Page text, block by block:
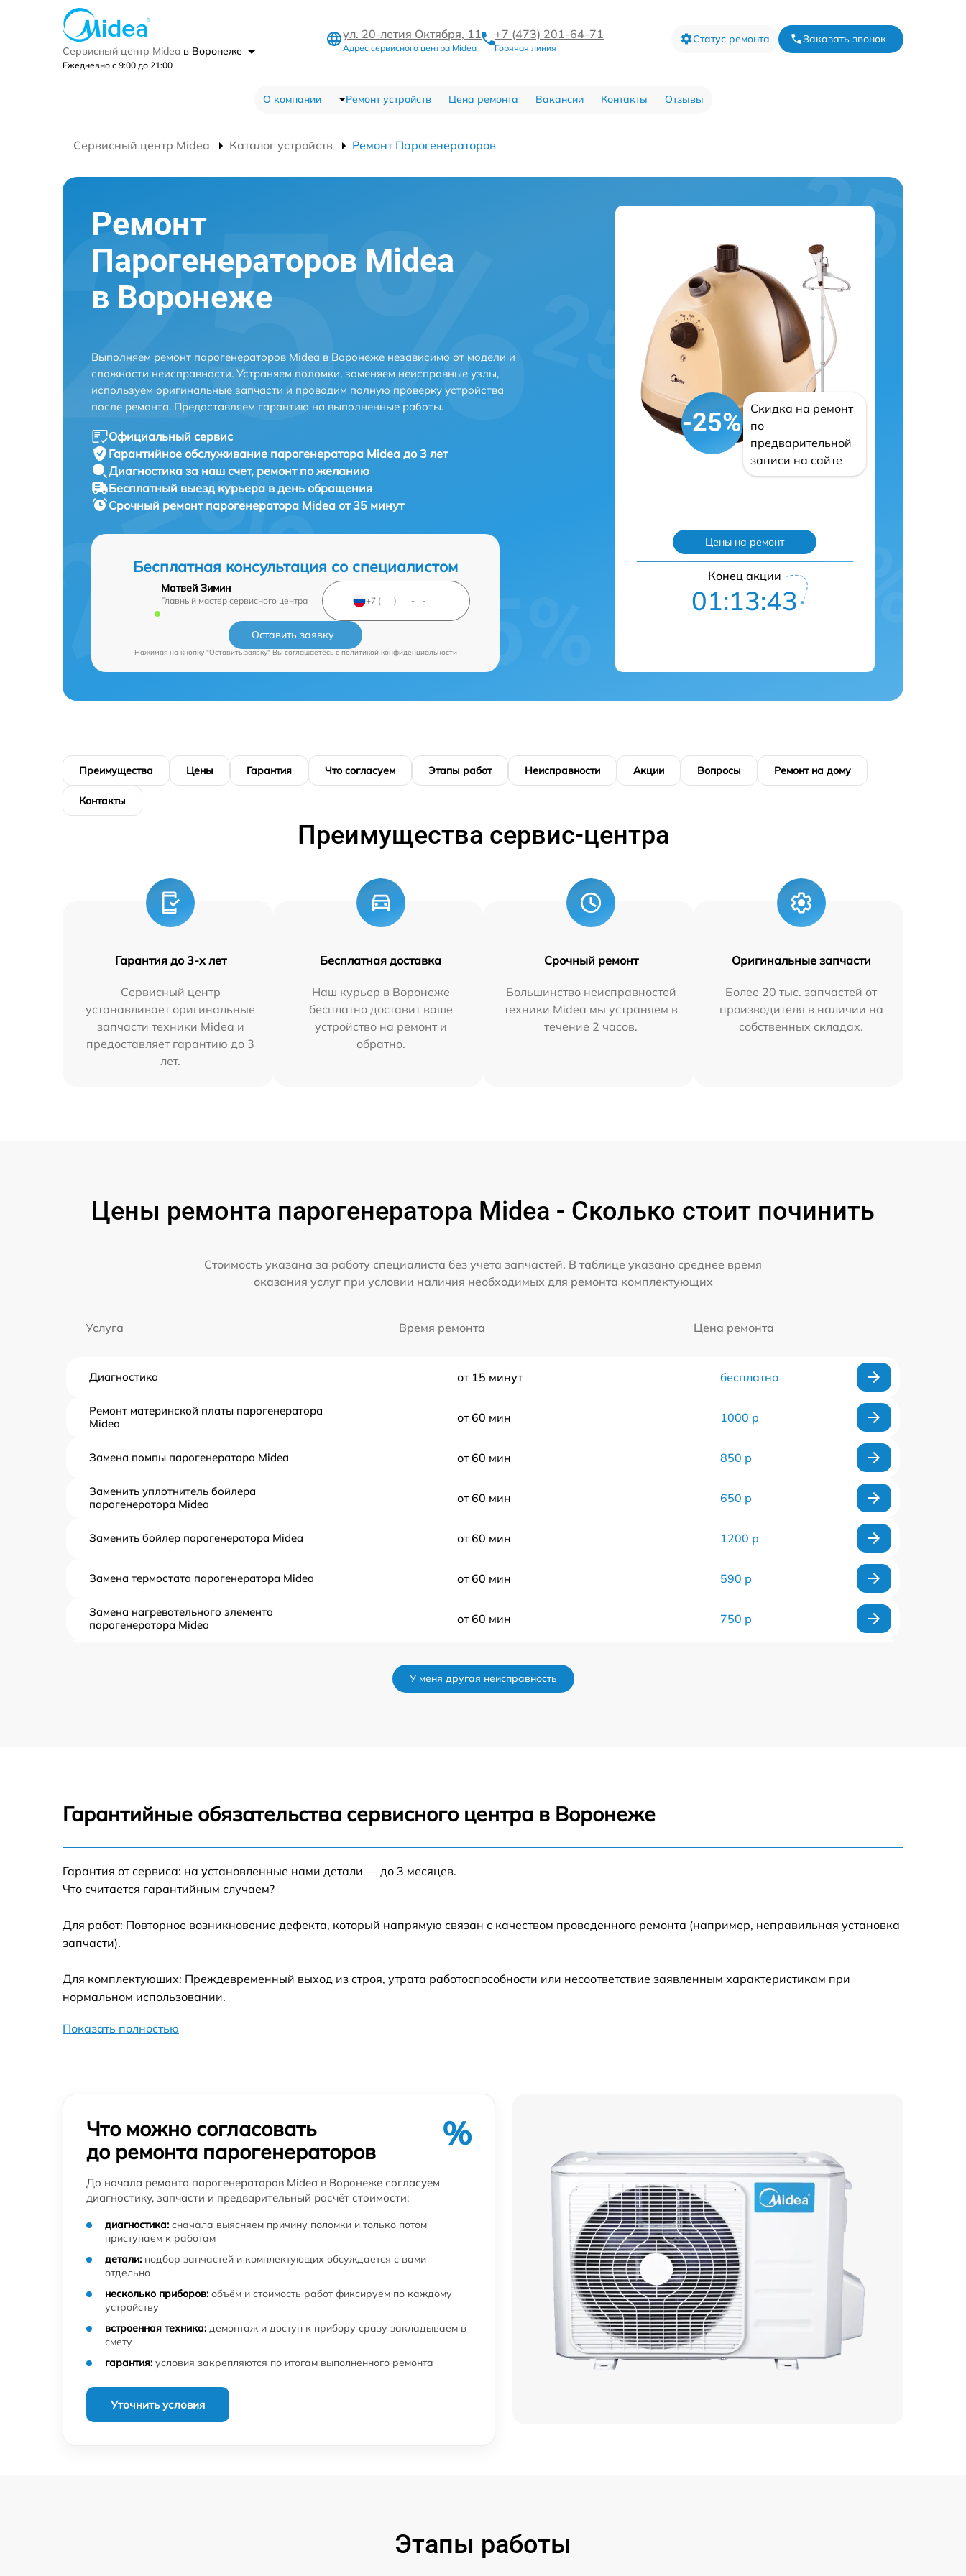
Сервисный центр Midea в Воронеже
Ежедневно с 9:00 до 21:00
ул. 20-летия Октября, 11
Адрес сервисного центра Midea
+7 (473) 201-64-71
Горячая линия
Статус ремонта Заказать звонок
О компании Ремонт устройств Цена ремонта Вакансии Контакты Отзывы
Сервисный центр Midea Каталог устройств Ремонт Парогенераторов
Ремонт
Парогенераторов Midea
в Воронеже
Выполняем ремонт парогенераторов Midea в Воронеже независимо от модели и
сложности неисправности. Устраняем поломки, заменяем неисправные узлы,
используем оригинальные запчасти и проводим полную проверку устройства
после ремонта. Предоставляем гарантию на выполненные работы.
Официальный сервис
Гарантийное обслуживание парогенератора Midea до 3 лет
Диагностика за наш счет, ремонт по желанию
Бесплатный выезд курьера в день обращения
Срочный ремонт парогенератора Midea от 35 минут
Бесплатная консультация со специалистом
Матвей Зимин
Главный мастер сервисного центра
Оставить заявку
Нажимая на кнопку "Оставить заявку" Вы соглашаетесь cполитикой конфиденциальности
-25%
Скидка на ремонт
по
предварительной
записи на сайте
Цены на ремонт
Конец акции
01:13:42
Преимущества Цены Гарантия Что согласуем Этапы работ Неисправности Акции Вопросы Ремонт на дому
Контакты
Преимущества сервис-центра
Гарантия до 3-х лет
Сервисный центр
устанавливает оригинальные
запчасти техники Midea и
предоставляет гарантию до 3
лет.
Бесплатная доставка
Наш курьер в Воронеже
бесплатно доставит ваше
устройство на ремонт и
обратно.
Срочный ремонт
Большинство неисправностей
техники Midea мы устраняем в
течение 2 часов.
Оригинальные запчасти
Более 20 тыс. запчастей от
производителя в наличии на
собственных складах.
Цены ремонта парогенератора Midea - Сколько стоит починить
Стоимость указана за работу специалиста без учета запчастей. В таблице указано среднее время
оказания услуг при условии наличия необходимых для ремонта комплектующих
Услуга Время ремонта Цена ремонта
Диагностика от 15 минут бесплатно
Ремонт материнской платы парогенератора
Midea
от 60 мин 1000 р
Замена помпы парогенератора Midea от 60 мин 850 р
Заменить уплотнитель бойлера
парогенератора Midea
от 60 мин 650 р
Заменить бойлер парогенератора Midea от 60 мин 1200 р
Замена термостата парогенератора Midea от 60 мин 590 р
Замена нагревательного элемента
парогенератора Midea
от 60 мин 750 р
Корпусный ремонт (замена резинок,
креплений, кнопок) парогенератора Midea
от 60 мин
Midea
Замена шнура питания парогенератора
Ремонт/замена датчика температуры
парогенератора Midea
Восстановление электроклапана
парогенератора Midea
от 60 мин 600 р
У меня другая неисправность
Гарантийные обязательства сервисного центра в Воронеже
Гарантия от сервиса: на установленные нами детали — до 3 месяцев.
Что считается гарантийным случаем?
Для работ: Повторное возникновение дефекта, который напрямую связан с качеством проведенного ремонта (например, неправильная установка
запчасти).
Для комплектующих: Преждевременный выход из строя, утрата работоспособности или несоответствие заявленным характеристикам при
нормальном использовании.
Показать полностью
Что можно согласовать
до ремонта парогенераторов
%
До начала ремонта парогенераторов Midea в Воронеже согласуем
диагностику, запчасти и предварительный расчёт стоимости:
диагностика: сначала выясняем причину поломки и только потом
приступаем к работам
детали: подбор запчастей и комплектующих обсуждается с вами
отдельно
несколько приборов: объём и стоимость работ фиксируем по каждому
устройству
встроенная техника: демонтаж и доступ к прибору сразу закладываем в
смету
гарантия: условия закрепляются по итогам выполненного ремонта
Уточнить условия
Этапы работы